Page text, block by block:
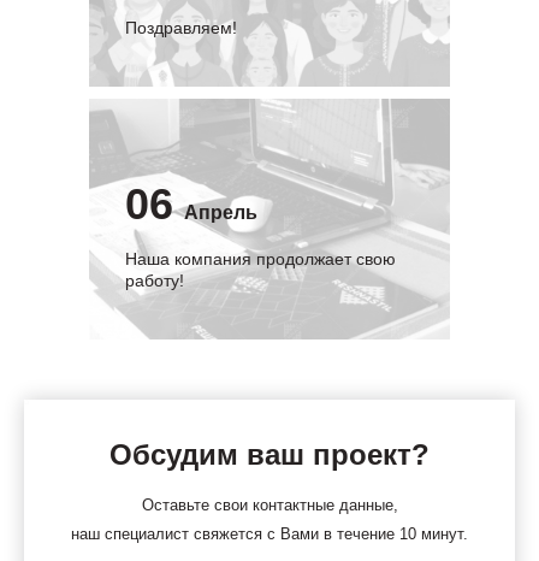
Поздравляем!
06 Апрель
Наша компания продолжает свою
работу!
Обсудим ваш проект?
Оставьте свои контактные данные,
наш специалист свяжется с Вами в течение 10 минут.